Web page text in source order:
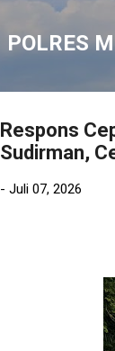
POLRES
Respons
Sudirman,
- Juli 07, 2026